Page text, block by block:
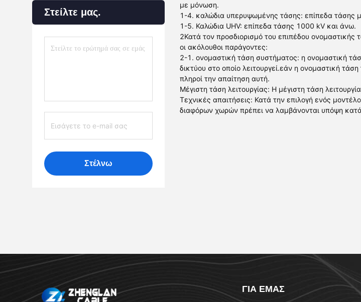
Στείλτε μας.
Στέλνω
με μόνωση.
1-4. καλώδια υπερυψωμένης τάσης: επίπεδα τάσης
1-5. Καλώδια UHV: επίπεδα τάσης 1000 kV και άνω.
2Κατά τον προσδιορισμό του επιπέδου
οι ακόλουθοι παράγοντες:
2-1. ονομαστική τάση συστήματος: η ονομαστική
δικτύου στο οποίο λειτουργεί.εάν η ονομαστική
πληροί την απαίτηση αυτή.
Μέγιστη τάση λειτουργίας: Η μέγιστη τάση
Τεχνικές απαιτήσεις: Κατά την επιλογή ενός
διαφόρων χωρών πρέπει να λαμβάνονται υπόψη
ΓΙΑ ΕΜΆΣ